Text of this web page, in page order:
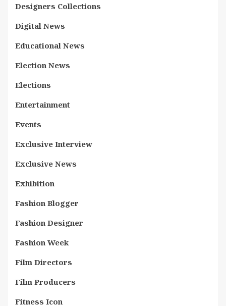
Designers Collections
Digital News
Educational News
Election News
Elections
Entertainment
Events
Exclusive Interview
Exclusive News
Exhibition
Fashion Blogger
Fashion Designer
Fashion Week
Film Directors
Film Producers
Fitness Icon